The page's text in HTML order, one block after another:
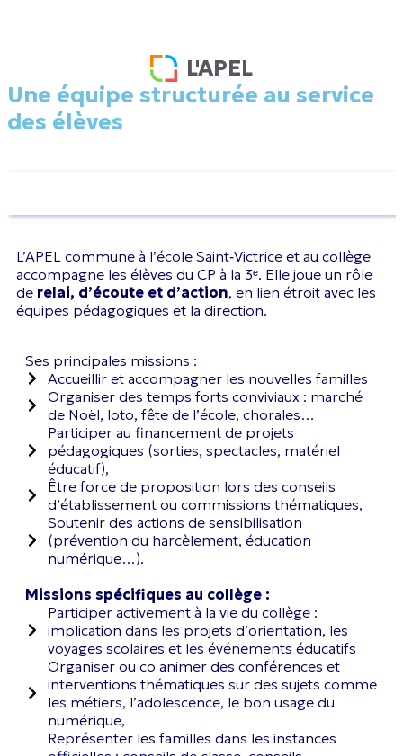
L'APEL
Une équipe structurée au service
des élèves
L’APEL commune à l’école Saint‑Victrice et au collège
accompagne les élèves du CP à la 3ᵉ. Elle joue un rôle
de relai, d’écoute et d’action, en lien étroit avec les
équipes pédagogiques et la direction.
Ses principales missions :
Accueillir et accompagner les nouvelles familles
Organiser des temps forts conviviaux : marché
de Noël, loto, fête de l’école, chorales…
Participer au financement de projets
pédagogiques (sorties, spectacles, matériel
éducatif),
Être force de proposition lors des conseils
d’établissement ou commissions thématiques,
Soutenir des actions de sensibilisation
(prévention du harcèlement, éducation
numérique…).
Missions spécifiques au collège :
Participer activement à la vie du collège :
implication dans les projets d’orientation, les
voyages scolaires et les événements éducatifs
Organiser ou co animer des conférences et
interventions thématiques sur des sujets comme
les métiers, l’adolescence, le bon usage du
numérique,
Représenter les familles dans les instances